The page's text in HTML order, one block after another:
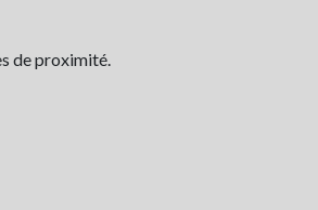
de proximité.